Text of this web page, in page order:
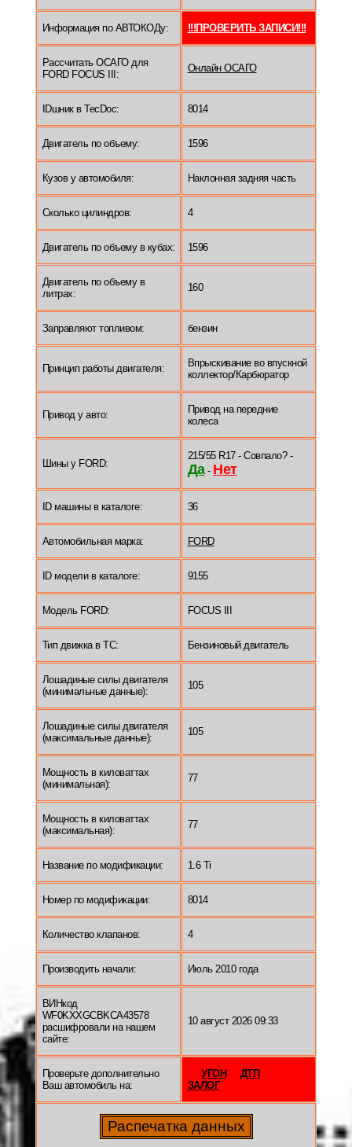
Информация по АВТОКОДу: !!!ПРОВЕРИТЬ ЗАПИСИ!!!
Рассчитать ОСАГО для
FORD FOCUS III:
Онлайн ОСАГО
IDшник в TecDoc: 8014
Двигатель по объему: 1596
Кузов у автомобиля: Наклонная задняя часть
Сколько цилиндров: 4
Двигатель по объему в кубах: 1596
Двигатель по объему в
литрах:
160
Заправляют топливом: бензин
Принцип работы двигателя:
Впрыскивание во впускной
коллектор/Карбюратор
Привод у авто:
Привод на передние
колеса
Шины у FORD:
215/55 R17 - Совпало? -
Да- Нет
ID машины в каталоге: 36
Автомобильная марка: FORD
ID модели в каталоге: 9155
Модель FORD: FOCUS III
Тип движка в ТС: Бензиновый двигатель
Лошадиные силы двигателя
(минимальные данные):
105
Лошадиные силы двигателя
(максимальные данные):
105
Мощность в киловаттах
(минимальная):
77
Мощность в киловаттах
(максимальная):
77
Название по модификации: 1.6 Ti
Номер по модификации: 8014
Количество клапанов: 4
Производить начали: Июль 2010 года
ВИНкод
WF0KXXGCBKCA43578
расшифровали на нашем
сайте:
10 август 2026 09:33
Проверьте дополнительно
Ваш автомобиль на:
УГОН
ДТП
ЗАЛОГ